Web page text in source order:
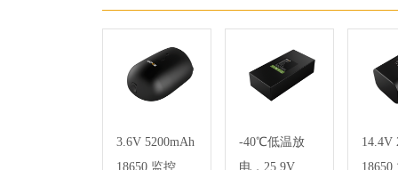
3.6V 5200mAh
18650 监控设
-40℃低温放
电，25.9V
14.4V
18650